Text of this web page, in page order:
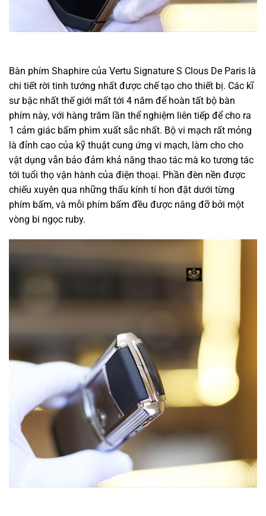
Bàn phím Shaphire của Vertu Signature S Clous De Paris là
chi tiết rời tinh tướng nhất được chế tạo cho thiết bị. Các kĩ
sư bậc nhất thế giới mất tới 4 năm để hoàn tất bộ bàn
phím này, với hàng trăm lần thể nghiệm liên tiếp để cho ra
1 cảm giác bấm phìm xuất sắc nhất. Bộ vi mạch rất mỏng
là đỉnh cao của kỹ thuật cung ứng vi mạch, làm cho cho
vật dụng vẫn bảo đảm khả năng thao tác mà ko tương tác
tới tuổi thọ vận hành của điện thoại. Phần đèn nền được
chiếu xuyên qua những thấu kính tí hon đặt dưới từng
phím bấm, và mỗi phím bấm đều được nâng đỡ bởi một
vòng bi ngọc ruby.